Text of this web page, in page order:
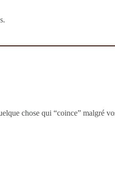
chose qui “coince” malgré